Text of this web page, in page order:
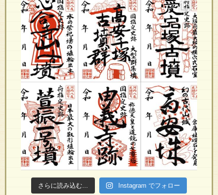
さらに読み込む... Instagram でフォロー